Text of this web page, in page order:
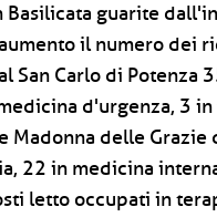
guarite
il numero dei
San Carlo di Potenza
d'urgenza, 3
Madonna delle
22 in medicina
letto occupati in